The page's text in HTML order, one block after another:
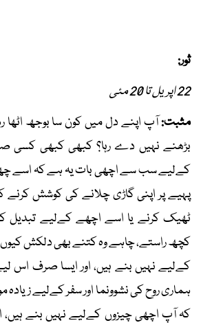
ثور:
22 اپریل تا 20 مئی
مثبت:آپ اپنے دل میں کون سا بوجھ
بڑھنے نہیں دے رہا؟ کبھی کبھی کسی
کےلیے سب سے اچھی بات یہ ہے کہ اسے
پہیے پر اپنی گاڑی چلانے کی کوشش کرنے
ٹھیک کرنے یا اسے اچھے کےلیے تبدیل
کچھ راستے، چاہے وہ کتنے بھی دلکش
کےلیے نہیں بنے ہیں، اور ایسا صرف اس
ہماری روح کی نشوونما اور سفر کےلیے زیادہ
کہ آپ اچھی چیزوں کےلیے نہیں بنے ہیں،